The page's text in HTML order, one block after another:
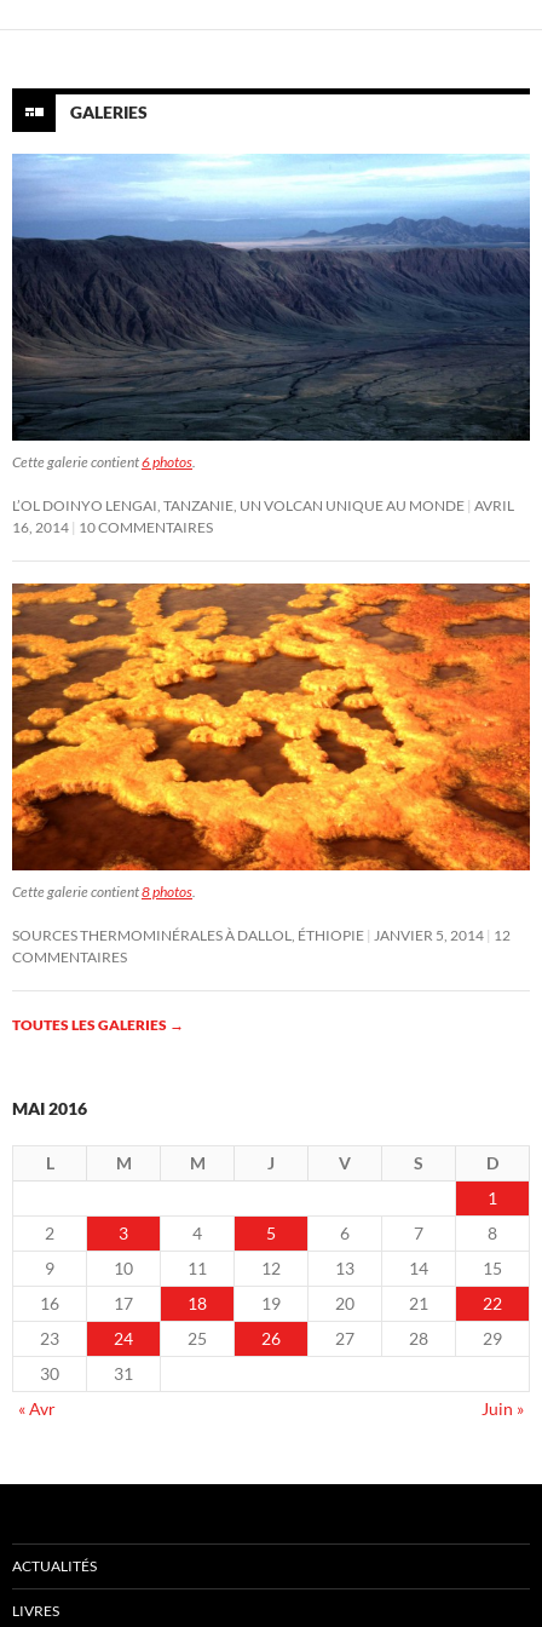
GALERIES
Cette galerie contient6 photos.
L’OL DOINYO LENGAI, TANZANIE, UN VOLCAN UNIQUE AU MONDE AVRIL
16, 2014 10 COMMENTAIRES
Cette galerie contient8 photos.
SOURCES THERMOMINÉRALES À DALLOL, ÉTHIOPIE JANVIER 5, 2014 12
COMMENTAIRES
TOUTES LES GALERIES →
MAI 2016
L M M J V S
D
1
2
3 4 5 6 7
8
9
10 11 12 13 14
15
16
17 18 19 20 21
22
23
24 25 26 27 28
29
30
31
« Avr
Juin »
ACTUALITÉS
LIVRES